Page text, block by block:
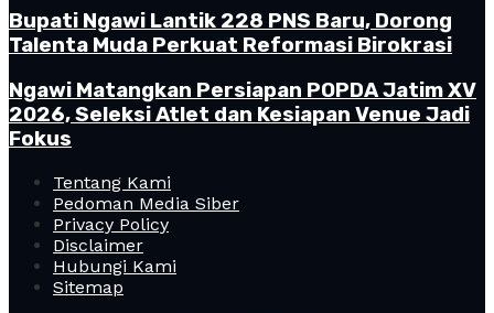
Bupati Ngawi Lantik 228 PNS Baru, Dorong
Talenta Muda Perkuat Reformasi Birokrasi
Ngawi Matangkan Persiapan POPDA Jatim XV
2026, Seleksi Atlet dan Kesiapan Venue Jadi
Fokus
Tentang Kami
Pedoman Media Siber
Privacy Policy
Disclaimer
Hubungi Kami
Sitemap